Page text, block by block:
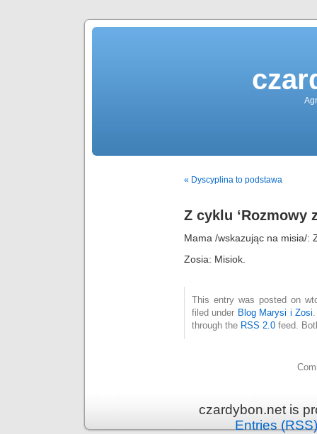
« Dyscyplina to podstawa
Z cyklu ‘Rozmowy
Mama /wskazując na misia/:
Zosia: Misiok.
This entry was posted on
filed under Blog Marysi i Zosi
through the RSS 2.0 feed.
czardybon.net is
Entries (RSS)